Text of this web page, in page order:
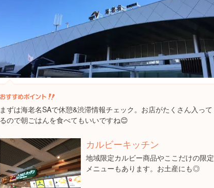
まずは海老名SAで休憩&渋滞情報チェック。お店がたくさん入って
るので朝ごはんを食べてもいいですね😊
カルビーキッチン
地域限定カルビー商品やここだけの限定
メニューもあります。お土産にも◎